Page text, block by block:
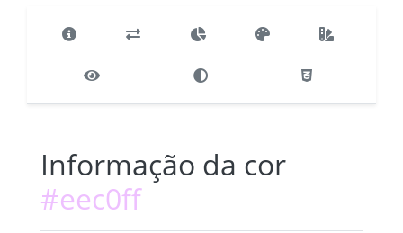
Informação da cor
#eec0ff